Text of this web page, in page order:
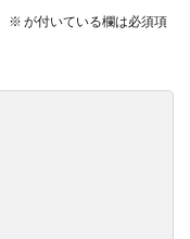
※ が付いている欄は必須項